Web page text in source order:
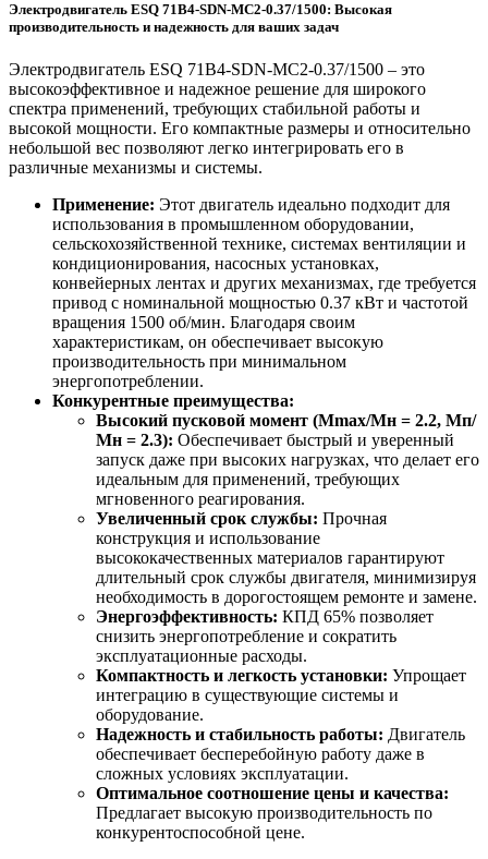
Электродвигатель ESQ 71B4-SDN-MC2-0.37/1500: Высокая
производительность и надежность для ваших задач
Электродвигатель ESQ 71B4-SDN-MC2-0.37/1500 – это
высокоэффективное и надежное решение для широкого
спектра применений, требующих стабильной работы и
высокой мощности. Его компактные размеры и относительно
небольшой вес позволяют легко интегрировать его в
различные механизмы и системы.
Применение: Этот двигатель идеально подходит для
использования в промышленном оборудовании,
сельскохозяйственной технике, системах вентиляции и
кондиционирования, насосных установках,
конвейерных лентах и других механизмах, где требуется
привод с номинальной мощностью 0.37 кВт и частотой
вращения 1500 об/мин. Благодаря своим
характеристикам, он обеспечивает высокую
производительность при минимальном
энергопотреблении.
Конкурентные преимущества:
Высокий пусковой момент (Mmax/Mн = 2.2, Mп/
Мн = 2.3): Обеспечивает быстрый и уверенный
запуск даже при высоких нагрузках, что делает его
идеальным для применений, требующих
мгновенного реагирования.
Увеличенный срок службы: Прочная
конструкция и использование
высококачественных материалов гарантируют
длительный срок службы двигателя, минимизируя
необходимость в дорогостоящем ремонте и замене.
Энергоэффективность: КПД 65% позволяет
снизить энергопотребление и сократить
эксплуатационные расходы.
Компактность и легкость установки: Упрощает
интеграцию в существующие системы и
оборудование.
Надежность и стабильность работы: Двигатель
обеспечивает бесперебойную работу даже в
сложных условиях эксплуатации.
Оптимальное соотношение цены и качества:
Предлагает высокую производительность по
конкурентоспособной цене.